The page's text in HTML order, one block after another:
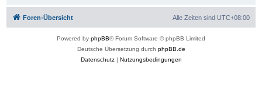
Foren-Übersicht Alle Zeiten sind UTC+08:00
Powered by phpBB® Forum Software © phpBB Limited
Deutsche Übersetzung durch phpBB.de
Datenschutz| Nutzungsbedingungen